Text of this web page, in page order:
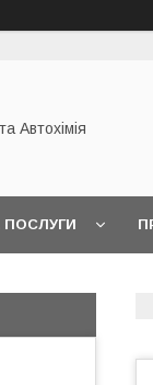
Автохімія
ПОСЛУГИ